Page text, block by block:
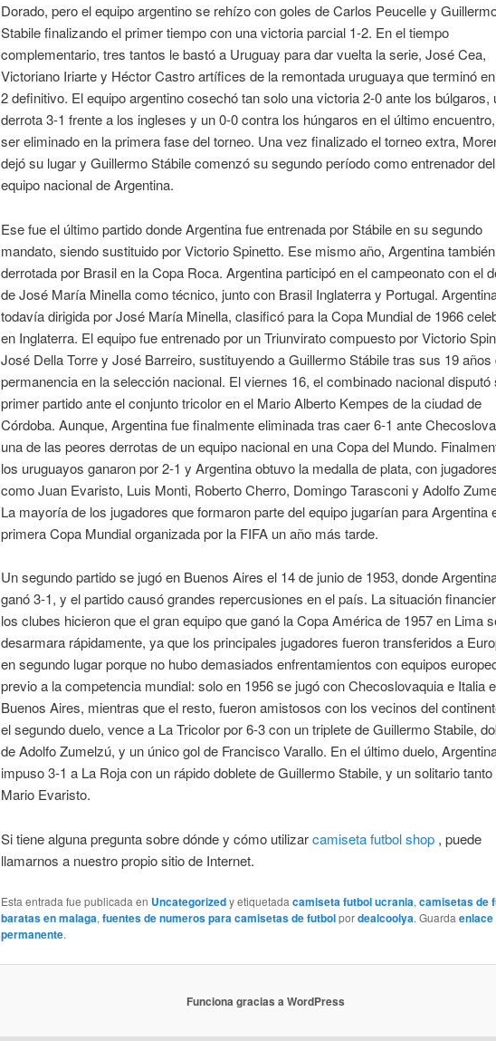
Dorado, pero el equipo argentino se rehízo con goles de Carlos Peucelle y
Stabile finalizando el primer tiempo con una victoria parcial 1-2. En el tiempo
complementario, tres tantos le bastó a Uruguay para dar vuelta la serie, José Cea,
Victoriano Iriarte y Héctor Castro artífices de la remontada uruguaya que terminó
2 definitivo. El equipo argentino cosechó tan solo una victoria 2-0 ante los búlgaros,
derrota 3-1 frente a los ingleses y un 0-0 contra los húngaros en el último
ser eliminado en la primera fase del torneo. Una vez finalizado el torneo extra,
dejó su lugar y Guillermo Stábile comenzó su segundo período como entrenador del
equipo nacional de Argentina.
Ese fue el último partido donde Argentina fue entrenada por Stábile en su segundo
mandato, siendo sustituido por Victorio Spinetto. Ese mismo año, Argentina
derrotada por Brasil en la Copa Roca. Argentina participó en el campeonato con el
de José María Minella como técnico, junto con Brasil Inglaterra y Portugal.
todavía dirigida por José María Minella, clasificó para la Copa Mundial de 1966
en Inglaterra. El equipo fue entrenado por un Triunvirato compuesto por Victorio
José Della Torre y José Barreiro, sustituyendo a Guillermo Stábile tras sus 19 años
permanencia en la selección nacional. El viernes 16, el combinado nacional disputó
primer partido ante el conjunto tricolor en el Mario Alberto Kempes de la ciudad de
Córdoba. Aunque, Argentina fue finalmente eliminada tras caer 6-1 ante
una de las peores derrotas de un equipo nacional en una Copa del Mundo.
los uruguayos ganaron por 2-1 y Argentina obtuvo la medalla de plata, con
como Juan Evaristo, Luis Monti, Roberto Cherro, Domingo Tarasconi y Adolfo
La mayoría de los jugadores que formaron parte del equipo jugarían para Argentina
primera Copa Mundial organizada por la FIFA un año más tarde.
Un segundo partido se jugó en Buenos Aires el 14 de junio de 1953, donde
ganó 3-1, y el partido causó grandes repercusiones en el país. La situación
los clubes hicieron que el gran equipo que ganó la Copa América de 1957 en Lima
desarmara rápidamente, ya que los principales jugadores fueron transferidos a
en segundo lugar porque no hubo demasiados enfrentamientos con equipos
previo a la competencia mundial: solo en 1956 se jugó con Checoslovaquia e Italia
Buenos Aires, mientras que el resto, fueron amistosos con los vecinos del
el segundo duelo, vence a La Tricolor por 6-3 con un triplete de Guillermo Stabile,
de Adolfo Zumelzú, y un único gol de Francisco Varallo. En el último duelo,
impuso 3-1 a La Roja con un rápido doblete de Guillermo Stabile, y un solitario tanto
Mario Evaristo.
Si tiene alguna pregunta sobre dónde y cómo utilizarcamiseta futbol shop, puede
llamarnos a nuestro propio sitio de Internet.
Esta entrada fue publicada en Uncategorizedy etiquetada camiseta futbol ucrania, camisetas de
baratas en malaga, fuentes de numeros para camisetas de futbolpordealcoolya. Guarda enlace
permanente.
Funciona gracias a WordPress